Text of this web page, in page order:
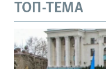
ТОП-ТЕМА